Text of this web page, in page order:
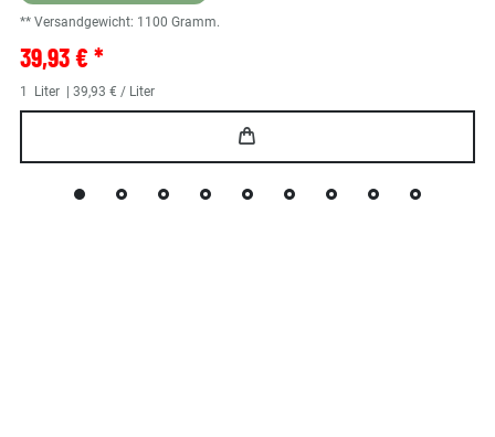
** Versandgewicht: 1100 Gramm.
39,93 € *
1 Liter | 39,93 € / Liter